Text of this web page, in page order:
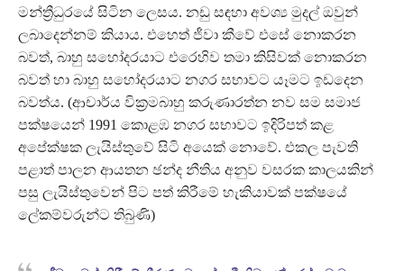
මන්ත්‍රීධුරයේ සිටින ලෙසය. නඩු සඳහා අවශ්‍ය මුදල් ඔවුන්
ලබාදෙන්නම් කියාය. එහෙත් ජීවා කීවේ එසේ නොකරන
බවත්, බාහු සහෝදරයාට එරෙහිව තමා කිසිවක් නොකරන
බවත් හා බාහු සහෝදරයාට නගර සභාවට යෑමට ඉඩදෙන
බවත්ය. (ආචාර්ය වික්‍රමබාහු කරුණාරත්න නව සම සමාජ
පක්ෂයෙන් 1991 කොළඹ නගර සභාවට ඉදිරිපත් කළ
අපේක්ෂක ලැයිස්තුවේ සිටි අයෙක් නොවේ. එකල පැවති
පළාත් පාලන ආයතන ඡන්ද නීතිය අනුව වසරක කාලයකින්
පසු ලැයිස්තුවෙන් පිට පත් කිරීමේ හැකියාවක් පක්ෂයේ
ලේකම්වරුන්ට තිබුණි)